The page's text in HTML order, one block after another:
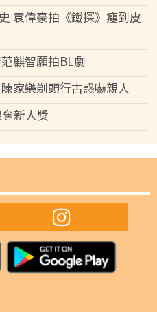
袁偉豪拍《鐵探》瘦到皮
麒智願拍BL劇
家樂剃頭行古惑嚇親人
新人獎